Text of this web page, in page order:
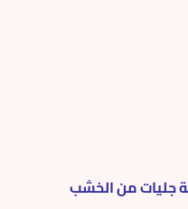
من الخشب